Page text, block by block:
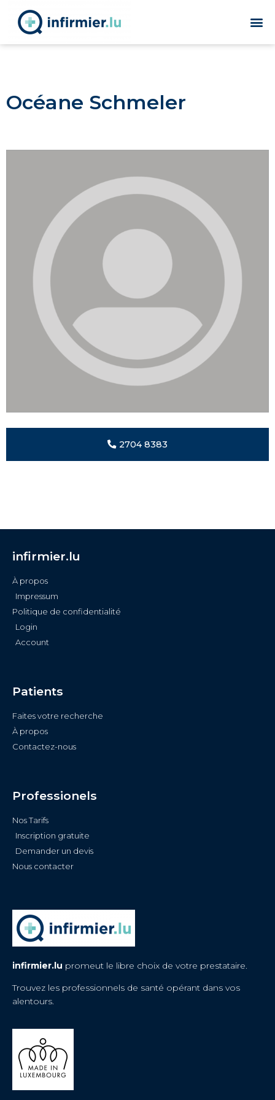
Océane Schmeler
2704 8383
infirmier.lu
À propos
Impressum
Politique de confidentialité
Login
Account
Patients
Faites votre recherche
À propos
Contactez-nous
Professionels
Nos Tarifs
Inscription gratuite
Demander un devis
Nous contacter
infirmier.lu promeut le libre choix de votre prestataire.
Trouvez les professionnels de santé opérant dans vos
alentours.